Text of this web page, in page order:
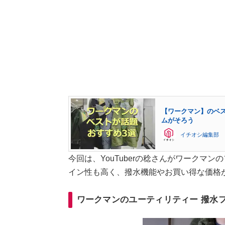
【ワークマン】の
ムがそろう
イチオシ編集部
今回は、YouTuberの稔さんがワークマン
イン性も高く、撥水機能やお買い得な価
ワークマンのユーティリティー 撥水